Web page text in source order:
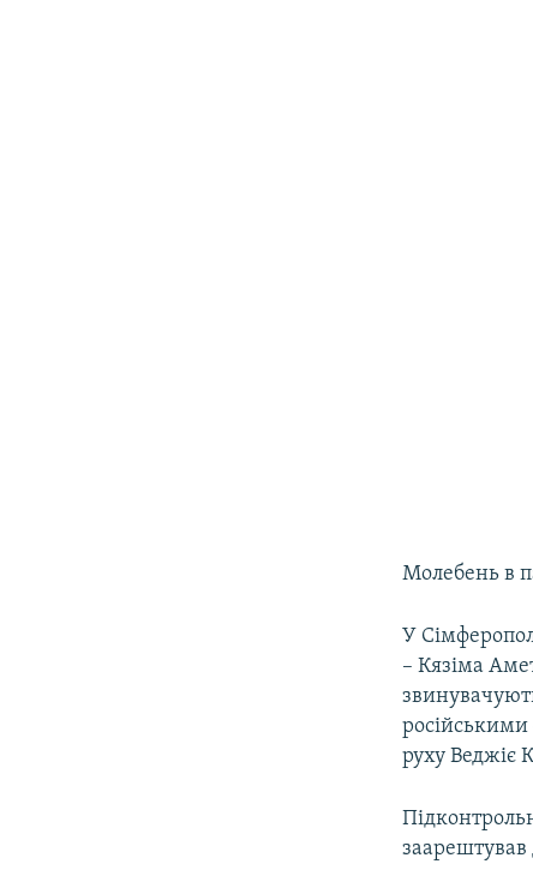
Молебень в
У
– Кязіма
російськими
руху Веджіє
заарештував